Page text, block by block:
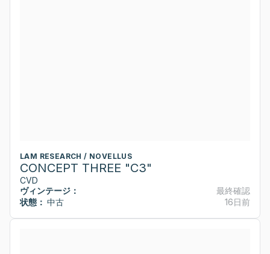
LAM RESEARCH / NOVELLUS
CONCEPT THREE "C3"
CVD
ヴィンテージ：
状態： 中古
最終確認
16日前